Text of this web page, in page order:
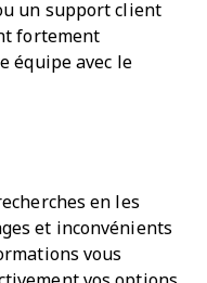
un support client
fortement
équipe avec le
en les
et inconvénients
vous